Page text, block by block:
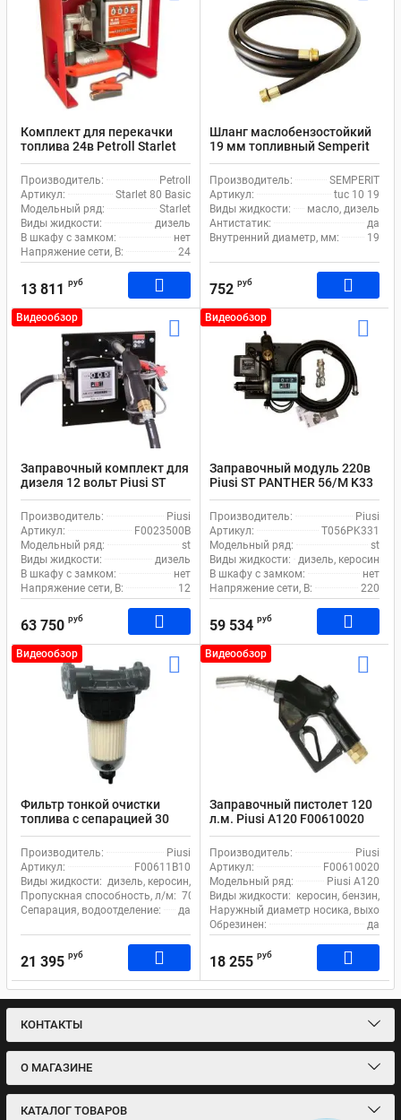
Комплект для перекачки
топлива 24в Petroll Starlet
80 Basic
Производитель:
Petroll
Артикул:
Starlet 80 Basic
Модельный ряд:
Starlet
Виды жидкости:
дизель
В шкафу с замком:
нет
Напряжение сети, В:
24
13 811 руб
Шланг маслобензостойкий
19 мм топливный Semperit
TUC 10
Производитель:
SEMPERIT
Артикул:
tuc 10 19
Виды жидкости:
масло, дизель
Антистатик:
да
Внутренний диаметр, мм:
19
752 руб
Видеообзор
Заправочный комплект для
дизеля 12 вольт Piusi ST
BYPASS 3000/12V K33
F0023500B
Производитель:
Piusi
Артикул:
F0023500B
Модельный ряд:
st
Виды жидкости:
дизель
В шкафу с замком:
нет
Напряжение сети, В:
12
63 750 руб
Видеообзор
Заправочный модуль 220в
Piusi ST PANTHER 56/M K33
T056PK331
Производитель:
Piusi
Артикул:
T056PK331
Модельный ряд:
st
Виды жидкости:
дизель, керосин
В шкафу с замком:
нет
Напряжение сети, В:
220
59 534 руб
Видеообзор
Фильтр тонкой очистки
топлива с сепарацией 30
мкм 70 л.м. Piusi Clear
Captor Filter Kit water
F00611B10
Производитель:
Piusi
Артикул:
F00611B10
Виды жидкости: дизель, керосин, бензин
Пропускная способность, л/м: 70
Сепарация, водоотделение:
да
21 395 руб
Видеообзор
Заправочный пистолет 120
л.м. Piusi А120 F00610020
Производитель:
Piusi
Артикул:
F00610020
Модельный ряд:
Piusi А120
Виды жидкости: керосин, бензин,
Наружный диаметр носика,
Обрезинен:
да
18 255 руб
КОНТАКТЫ
О МАГАЗИНЕ
КАТАЛОГ ТОВАРОВ